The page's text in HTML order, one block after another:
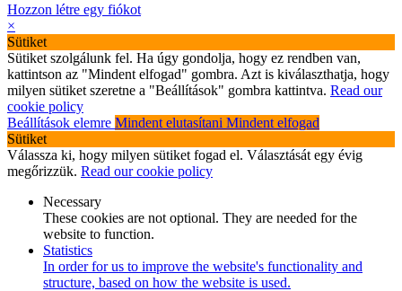
Hozzon létre egy fiókot
×
Sütiket
Sütiket szolgálunk fel. Ha úgy gondolja, hogy ez rendben van,
kattintson az "Mindent elfogad" gombra. Azt is kiválaszthatja, hogy
milyen sütiket szeretne a "Beállítások" gombra kattintva. Read our
cookie policy
Beállítások elemre Mindent elutasítani Mindent elfogad
Sütiket
Válassza ki, hogy milyen sütiket fogad el. Választását egy évig
megőrizzük. Read our cookie policy
Necessary
These cookies are not optional. They are needed for the
website to function.
Statistics
In order for us to improve the website's functionality and
structure, based on how the website is used.